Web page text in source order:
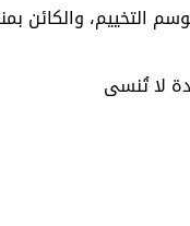
التخييم، والكائن
لا تُنسى